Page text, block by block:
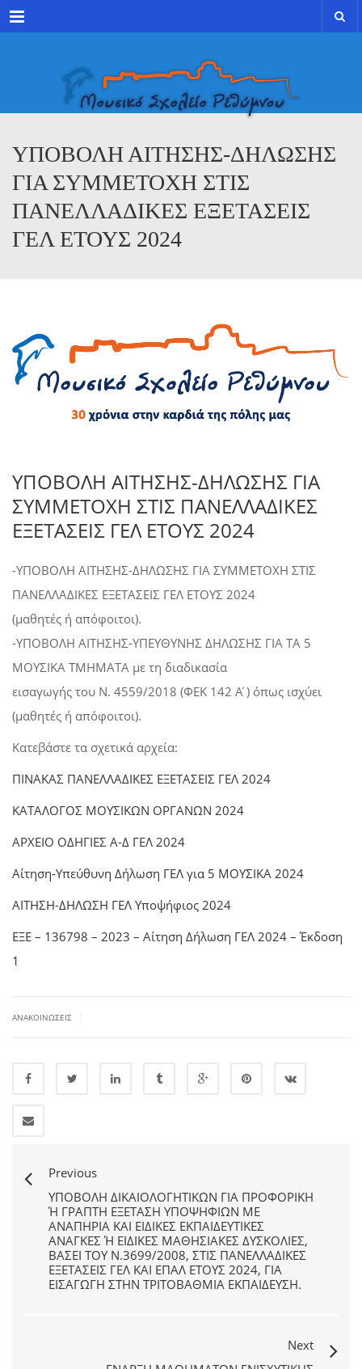
Menu
ΥΠΟΒΟΛΗ ΑΙΤΗΣΗΣ-ΔΗΛΩΣΗΣ
ΓΙΑ ΣΥΜΜΕΤΟΧΗ ΣΤΙΣ
ΠΑΝΕΛΛΑΔΙΚΕΣ ΕΞΕΤΑΣΕΙΣ
ΓΕΛ ΕΤΟΥΣ 2024
ΥΠΟΒΟΛΗ ΑΙΤΗΣΗΣ-ΔΗΛΩΣΗΣ ΓΙΑ
ΣΥΜΜΕΤΟΧΗ ΣΤΙΣ ΠΑΝΕΛΛΑΔΙΚΕΣ
ΕΞΕΤΑΣΕΙΣ ΓΕΛ ΕΤΟΥΣ 2024
-ΥΠΟΒΟΛΗ ΑΙΤΗΣΗΣ-ΔΗΛΩΣΗΣ ΓΙΑ ΣΥΜΜΕΤΟΧΗ ΣΤΙΣ
ΠΑΝΕΛΛΑΔΙΚΕΣ ΕΞΕΤΑΣΕΙΣ ΓΕΛ ΕΤΟΥΣ 2024
(μαθητές ή απόφοιτοι).
-ΥΠΟΒΟΛΗ ΑΙΤΗΣΗΣ-ΥΠΕΥΘΥΝΗΣ ΔΗΛΩΣΗΣ ΓΙΑ ΤΑ 5
ΜΟΥΣΙΚΑ ΤΜΗΜΑΤΑ με τη διαδικασία
εισαγωγής του Ν. 4559/2018 (ΦΕΚ 142 Α ́) όπως ισχύει
(μαθητές ή απόφοιτοι).
Κατεβάστε τα σχετικά αρχεία:
ΠΙΝΑΚΑΣ ΠΑΝΕΛΛΑΔΙΚΕΣ ΕΞΕΤΑΣΕΙΣ ΓΕΛ 2024
ΚΑΤΑΛΟΓΟΣ ΜΟΥΣΙΚΩΝ ΟΡΓΑΝΩΝ 2024
ΑΡΧΕΙΟ ΟΔΗΓΙΕΣ Α-Δ ΓΕΛ 2024
Αίτηση-Υπεύθυνη Δήλωση ΓΕΛ για 5 ΜΟΥΣΙΚΑ 2024
ΑΙΤΗΣΗ-ΔΗΛΩΣΗ ΓΕΛ Υποψήφιος 2024
ΕΞΕ – 136798 – 2023 – Αίτηση Δήλωση ΓΕΛ 2024 – Έκδοση
1
ΑΝΑΚΟΙΝΏΣΕΙΣ
Previous
ΥΠΟΒΟΛΉ ΔΙΚΑΙΟΛΟΓΗΤΙΚΏΝ ΓΙΑ ΠΡΟΦΟΡΙΚΉ
Ή ΓΡΑΠΤΉ ΕΞΈΤΑΣΗ ΥΠΟΨΗΦΊΩΝ ΜΕ Α
ΝΑΠΗΡΊΑ ΚΑΙ ΕΙΔΙΚΈΣ ΕΚΠΑΙΔΕΥΤΙΚΈΣ Α
ΝΆΓΚΕΣ Ή ΕΙΔΙΚΈΣ ΜΑΘΗΣΙΑΚΈΣ ΔΥΣΚΟΛΊΕΣ, ΒΆ
ΣΕΙ ΤΟΥ Ν.3699/2008, ΣΤΙΣ ΠΑΝΕΛΛΑΔΙΚΈΣ ΕΞ
ΕΤΆΣΕΙΣ ΓΕΛ ΚΑΙ ΕΠΑΛ ΈΤΟΥΣ 2024, ΓΙΑ ΕΙ
ΣΑΓΩΓΉ ΣΤΗΝ ΤΡΙΤΟΒΆΘΜΙΑ ΕΚΠΑΊΔΕΥΣΗ.
Next